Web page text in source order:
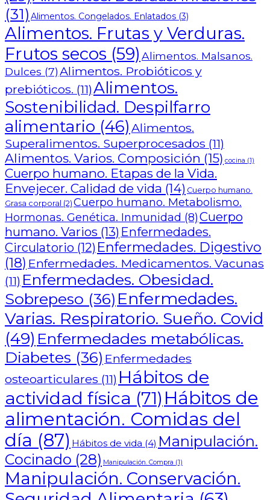
(31) Alimentos. Congelados. Enlatados (3)
Alimentos. Frutas y Verduras.
Frutos secos (59) Alimentos. Malsanos.
Dulces (7)Alimentos. Probióticos y
prebióticos. (11)Alimentos.
Sostenibilidad. Despilfarro
alimentario (46) Alimentos.
Superalimentos. Superprocesados (11)
Alimentos. Varios. Composición (15) cocina (1)
Cuerpo humano. Etapas de la Vida.
Envejecer. Calidad de vida (14) Cuerpo humano.
Grasa corporal (2) Cuerpo humano. Metabolismo.
Hormonas. Genética. Inmunidad (8)Cuerpo
humano. Varios (13) Enfermedades.
Circulatorio (12) Enfermedades. Digestivo
(18) Enfermedades. Medicamentos. Vacunas
(11) Enfermedades. Obesidad.
Sobrepeso (36) Enfermedades.
Varias. Respiratorio. Sueño. Covid
(49) Enfermedades metabólicas.
Diabetes (36) Enfermedades
osteoarticulares (11) Hábitos de
actividad física (71) Hábitos de
alimentación. Comidas del
día (87) Hábitos de vida (4) Manipulación.
Cocinado (28) Manipulación. Compra (1)
Manipulación. Conservación.